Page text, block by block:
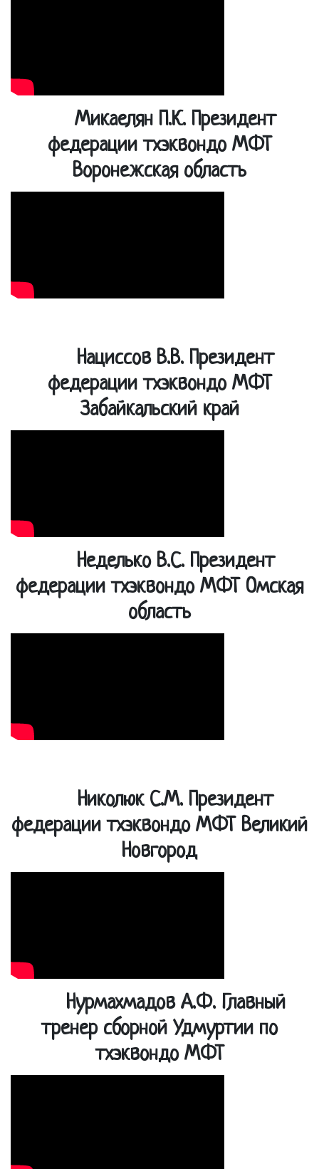
Микаелян П.К. Президент
федерации тхэквондо МФТ
Воронежская область
Нациссов В.В. Президент
федерации тхэквондо МФТ
Забайкальский край
Неделько В.С. Президент
федерации тхэквондо МФТ Омская
область
Николюк С.М. Президент
федерации тхэквондо МФТ Великий
Новгород
Нурмахмадов А.Ф. Главный
тренер сборной Удмуртии по
тхэквондо МФТ